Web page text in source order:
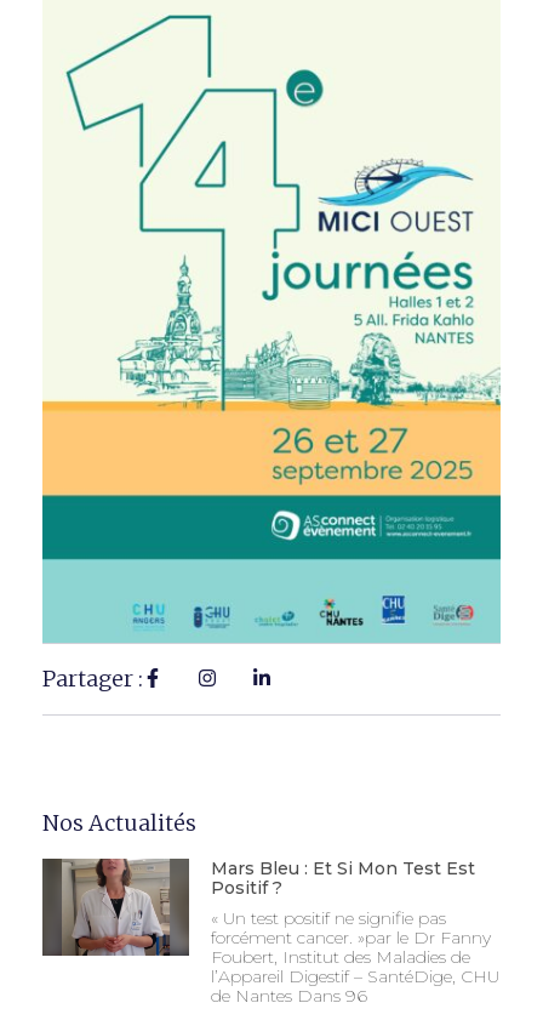
Partager :
Nos Actualités
Mars Bleu : Et Si Mon Test Est
Positif ?
« Un test positif ne signifie pas
forcément cancer. »par le Dr Fanny
Foubert, Institut des Maladies de
l’Appareil Digestif – SantéDige, CHU
de Nantes Dans 96